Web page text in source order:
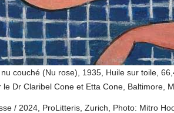
couché (Nu rose), 1935, Huile sur toile,
Dr Claribel Cone et Etta Cone, Baltimore,
/ 2024, ProLitteris, Zurich, Photo: Mitro